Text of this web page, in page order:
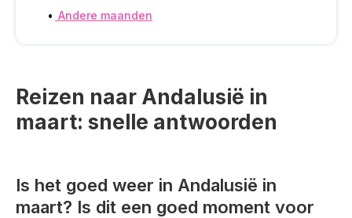
Andere maanden
Reizen naar Andalusië in
maart: snelle antwoorden
Is het goed weer in Andalusië in
maart? Is dit een goed moment voor